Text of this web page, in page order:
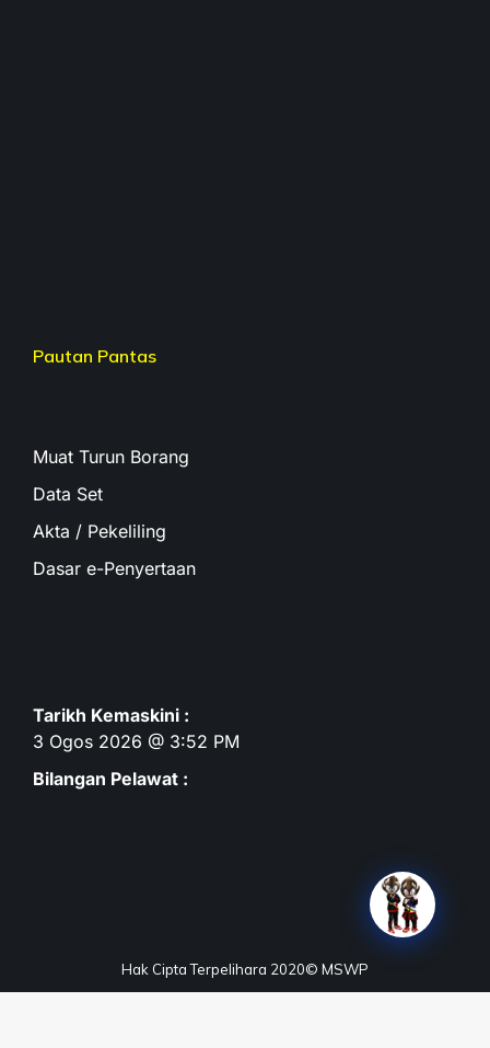
Pautan Pantas
Muat Turun Borang
Data Set
Akta / Pekeliling
Dasar e-Penyertaan
Tarikh Kemaskini :
3 Ogos 2026 @ 3:52 PM
Bilangan Pelawat :
Hak Cipta Terpelihara 2020© MSWP